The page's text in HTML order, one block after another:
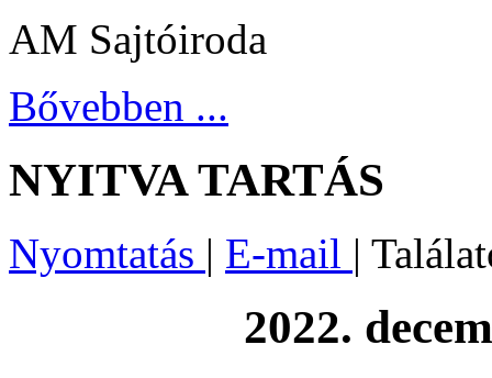
AM Sajtóiroda
Bővebben ...
NYITVA TARTÁS
Nyomtatás | E-mail |
2022.